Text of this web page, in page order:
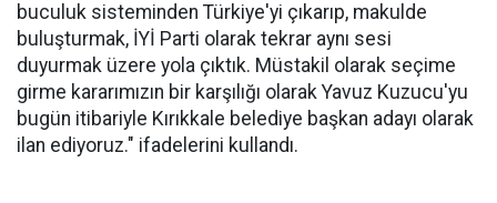
buculuk sisteminden Türkiye'yi çıkarıp, makulde
buluşturmak, İYİ Parti olarak tekrar aynı sesi
duyurmak üzere yola çıktık. Müstakil olarak seçime
girme kararımızın bir karşılığı olarak Yavuz Kuzucu'yu
bugün itibariyle Kırıkkale belediye başkan adayı olarak
ilan ediyoruz." ifadelerini kullandı.